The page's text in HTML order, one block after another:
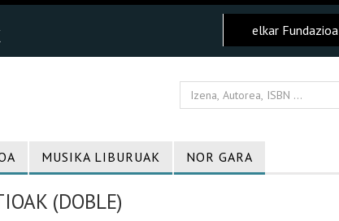
elkar Fundazioa
MUSIKA LIBURUAK NOR GARA
(DOBLE)